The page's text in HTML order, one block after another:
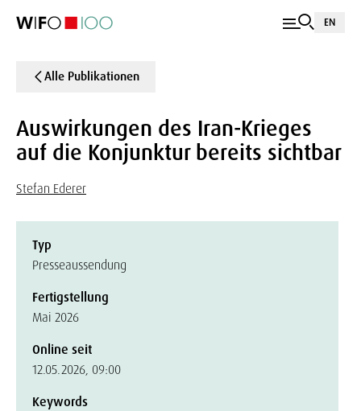
EN
Alle Publikationen
Auswirkungen des Iran-Krieges
auf die Konjunktur bereits sichtbar
Stefan Ederer
Typ
Presseaussendung
Fertigstellung
Mai 2026
Online seit
12.05.2026, 09:00
Keywords